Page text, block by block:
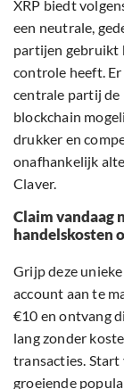
XRP biedt
een neutrale,
partijen gebruikt
controle heeft.
centrale partij de
blockchain
drukker en
onafhankelijk
Claver.
Claim vandaag
handelskosten
Grijp deze
account aan te
€10 en ontvang
lang zonder
transacties. Start
groeiende